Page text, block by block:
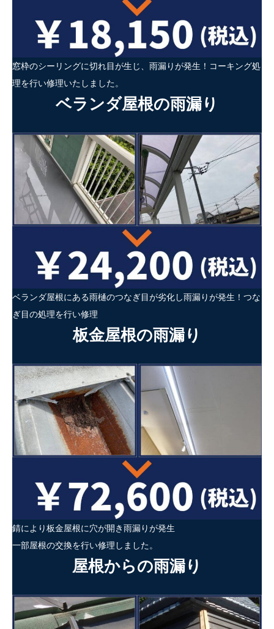
窓枠のシーリングに切れ目が生じ、雨漏りが発生！コーキング処
理を行い修理いたしました。
ベランダ屋根の雨漏り
ベランダ屋根にある雨樋のつなぎ目が劣化し雨漏りが発生！つな
ぎ目の処理を行い修理
板金屋根の雨漏り
錆により板金屋根に穴が開き雨漏りが発生
一部屋根の交換を行い修理しました。
屋根からの雨漏り